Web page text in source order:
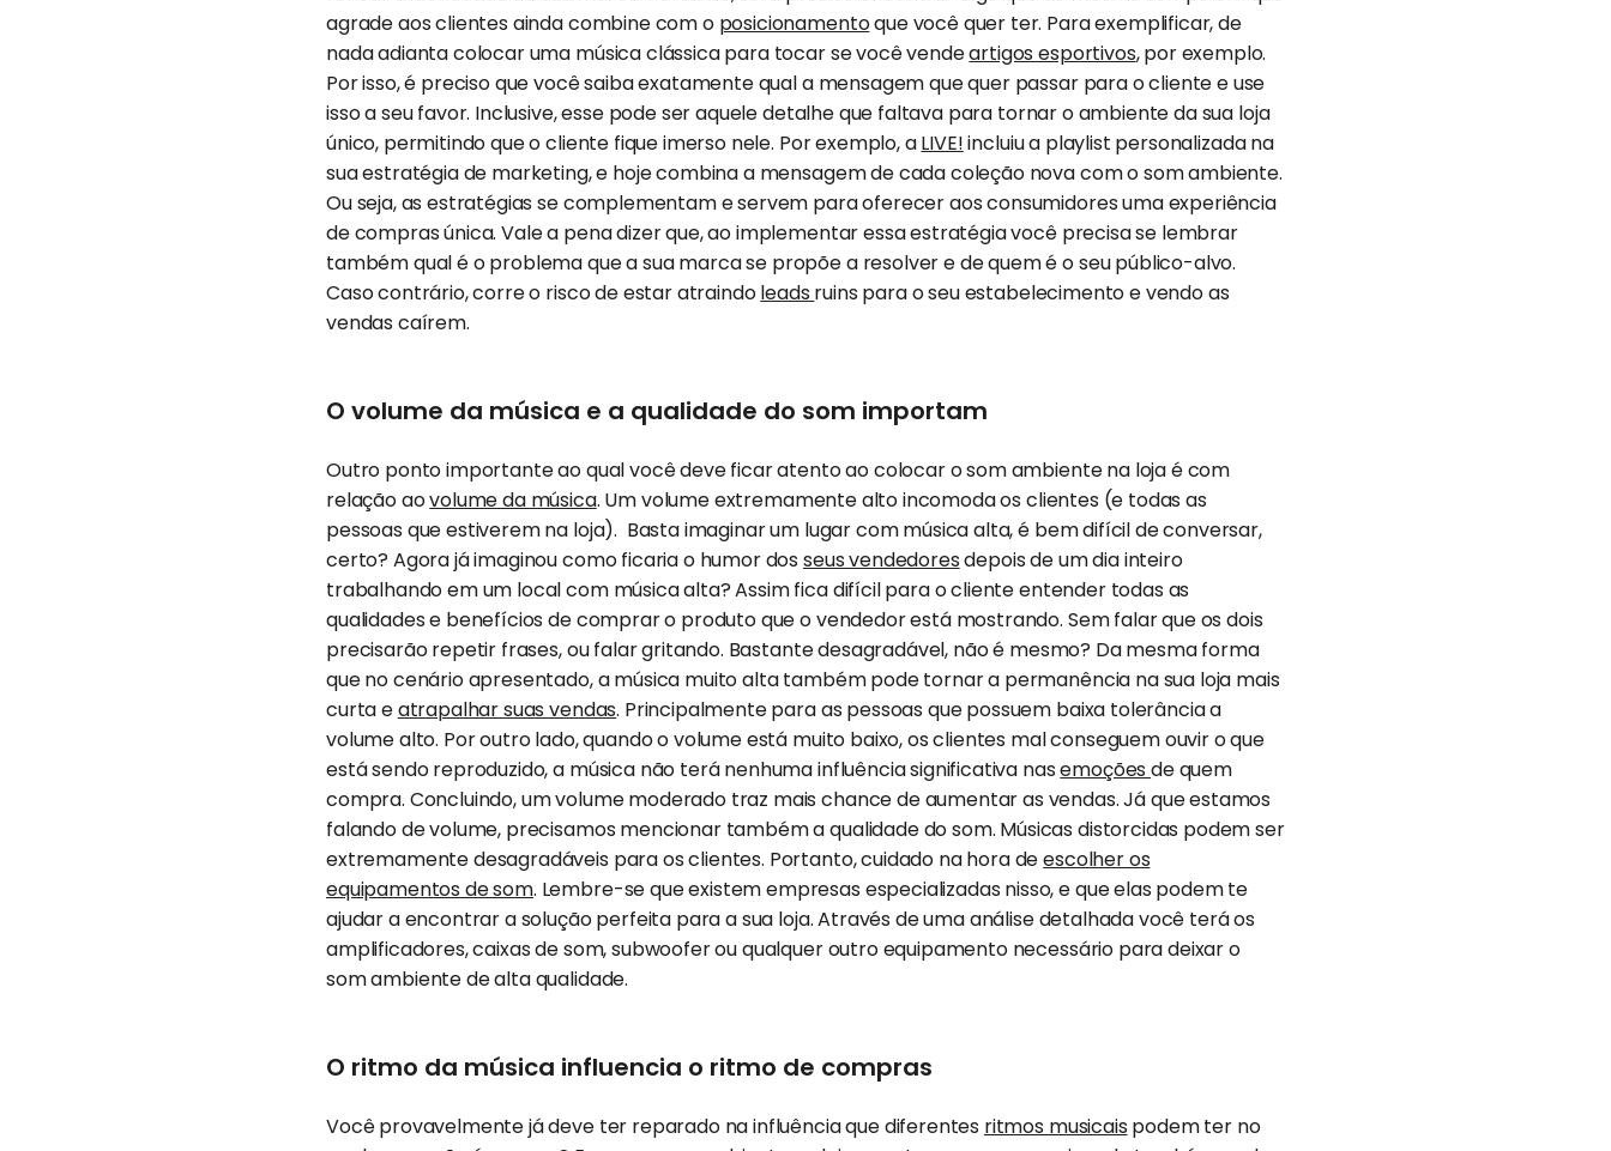
agrade aos clientes ainda combine com o posicionamentoque você quer ter. Para exemplificar, de
nada adianta colocar uma música clássica para tocar se você vendeartigos esportivos, por exemplo.
Por isso, é preciso que você saiba exatamente qual a mensagem que quer passar para o cliente e use
isso a seu favor. Inclusive, esse pode ser aquele detalhe que faltava para tornar o ambiente da sua loja
único, permitindo que o cliente fique imerso nele. Por exemplo, aLIVE!incluiu a playlist personalizada na
sua estratégia de marketing, e hoje combina a mensagem de cada coleção nova com o som ambiente.
Ou seja, as estratégias se complementam e servem para oferecer aos consumidores uma experiência
de compras única. Vale a pena dizer que, ao implementar essa estratégia você precisa se lembrar
também qual é o problema que a sua marca se propõe a resolver e de quem é o seu público-alvo.
Caso contrário, corre o risco de estar atraindoleads ruins para o seu estabelecimento e vendo as
vendas caírem.
O volume da música e a qualidade do som importam
Outro ponto importante ao qual você deve ficar atento ao colocar o som ambiente na loja é com
relação aovolume da música. Um volume extremamente alto incomoda os clientes (e todas as
pessoas que estiverem na loja). Basta imaginar um lugar com música alta, é bem difícil de conversar,
certo? Agora já imaginou como ficaria o humor dos seus vendedoresdepois de um dia inteiro
trabalhando em um local com música alta? Assim fica difícil para o cliente entender todas as
qualidades e benefícios de comprar o produto que o vendedor está mostrando. Sem falar que os dois
precisarão repetir frases, ou falar gritando. Bastante desagradável, não é mesmo? Da mesma forma
que no cenário apresentado, a música muito alta também pode tornar a permanência na sua loja mais
curta eatrapalhar suas vendas. Principalmente para as pessoas que possuem baixa tolerância a
volume alto. Por outro lado, quando o volume está muito baixo, os clientes mal conseguem ouvir o que
está sendo reproduzido, a música não terá nenhuma influência significativa nasemoçõesde quem
compra. Concluindo, um volume moderado traz mais chance de aumentar as vendas. Já que estamos
falando de volume, precisamos mencionar também a qualidade do som. Músicas distorcidas podem ser
extremamente desagradáveis para os clientes. Portanto, cuidado na hora deescolher os
equipamentos de som. Lembre-se que existem empresas especializadas nisso, e que elas podem te
ajudar a encontrar a solução perfeita para a sua loja. Através de uma análise detalhada você terá os
amplificadores, caixas de som, subwoofer ou qualquer outro equipamento necessário para deixar o
som ambiente de alta qualidade.
O ritmo da música influencia o ritmo de compras
Você provavelmente já deve ter reparado na influência que diferentes ritmos musicais podem ter no